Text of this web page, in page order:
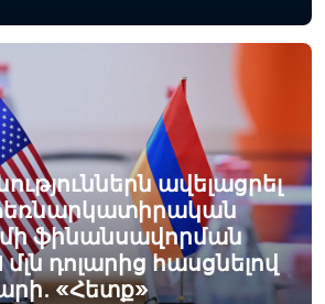
ավելացրել
ձեռնարկատիրական
ֆինանսավորման
դոլարից հասցնելով
«Հետք»